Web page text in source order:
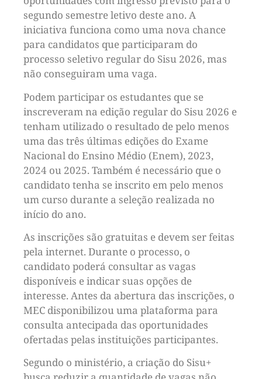
segundo semestre letivo deste ano. A
iniciativa funciona como uma nova chance
para candidatos que participaram do
processo seletivo regular do Sisu 2026, mas
não conseguiram uma vaga.
Podem participar os estudantes que se
inscreveram na edição regular do Sisu 2026 e
tenham utilizado o resultado de pelo menos
uma das três últimas edições do Exame
Nacional do Ensino Médio (Enem), 2023,
2024 ou 2025. Também é necessário que o
candidato tenha se inscrito em pelo menos
um curso durante a seleção realizada no
início do ano.
As inscrições são gratuitas e devem ser feitas
pela internet. Durante o processo, o
candidato poderá consultar as vagas
disponíveis e indicar suas opções de
interesse. Antes da abertura das inscrições, o
MEC disponibilizou uma plataforma para
consulta antecipada das oportunidades
ofertadas pelas instituições participantes.
Segundo o ministério, a criação do Sisu+